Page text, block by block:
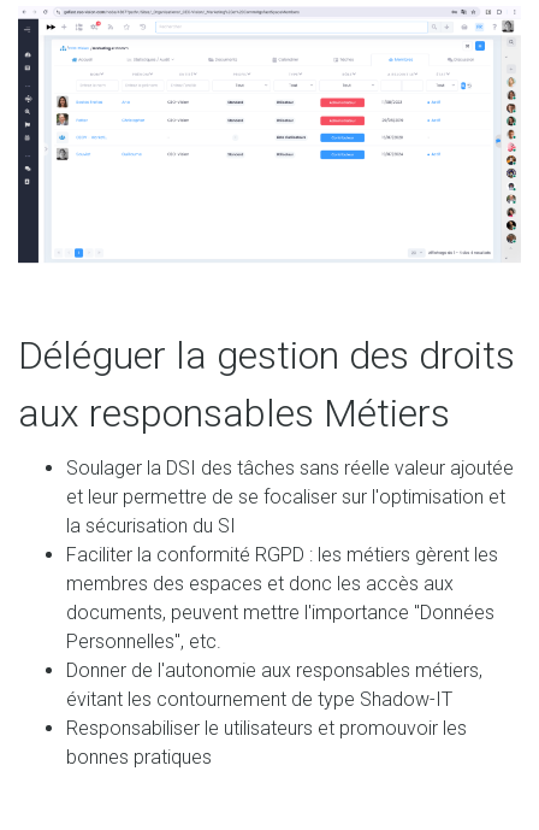
Déléguer la gestion des droits
aux responsables Métiers
Soulager la DSI des tâches sans réelle valeur ajoutée
et leur permettre de se focaliser sur l'optimisation et
la sécurisation du SI
Faciliter la conformité RGPD : les métiers gèrent les
membres des espaces et donc les accès aux
documents, peuvent mettre l'importance "Données
Personnelles", etc.
Donner de l'autonomie aux responsables métiers,
évitant les contournement de type Shadow-IT
Responsabiliser le utilisateurs et promouvoir les
bonnes pratiques